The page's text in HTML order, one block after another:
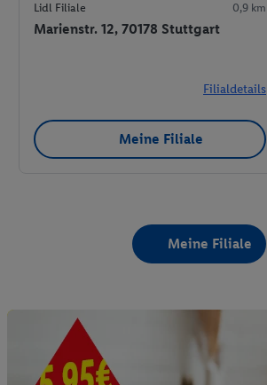
Lidl Filiale 0,9 km
Marienstr. 12, 70178 Stuttgart
Filialdetails
Meine Filiale
Meine Filiale